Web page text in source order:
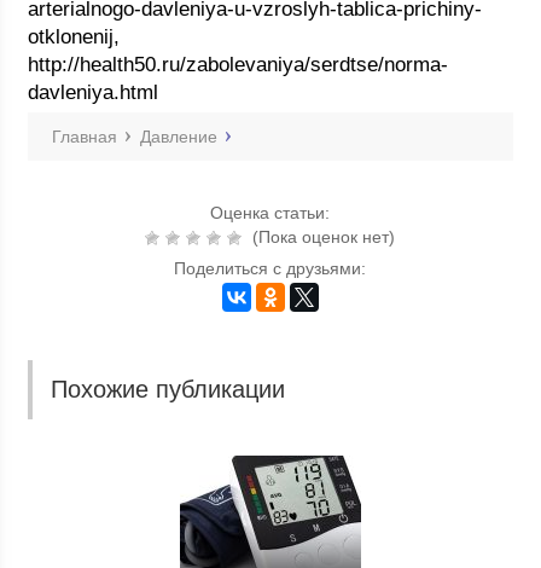
arterialnogo-davleniya-u-vzroslyh-tablica-prichiny-
otklonenij,
http://health50.ru/zabolevaniya/serdtse/norma-
davleniya.html
Главная Давление
Оценка статьи:
(Пока оценок нет)
Поделиться с друзьями:
Похожие публикации